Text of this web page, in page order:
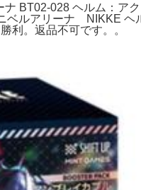
BT02-028 ヘルム：ア
ベルアリーナ NIKKE ヘ
利。返品不可です。。